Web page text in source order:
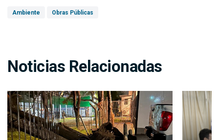
Ambiente Obras Públicas
Noticias Relacionadas